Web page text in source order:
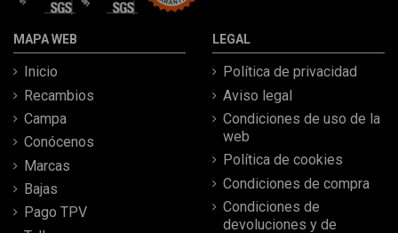
MAPA WEB
Inicio
Recambios
Campa
Conócenos
Marcas
Bajas
Pago TPV
LEGAL
Política de privacidad
Aviso legal
Condiciones de uso de la
web
Política de cookies
Condiciones de compra
Condiciones de
devoluciones y de